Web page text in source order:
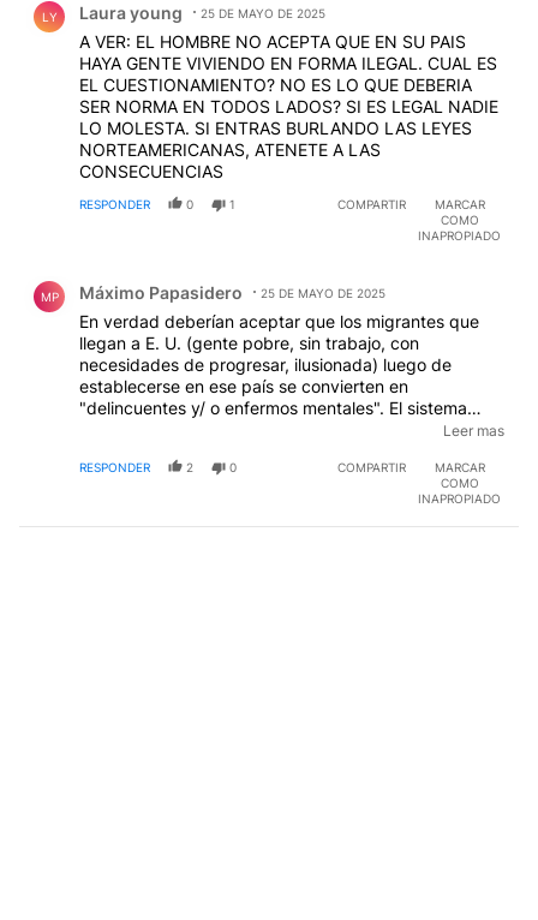
LY Laura young 25 DE MAYO DE 2025
A VER: EL HOMBRE NO ACEPTA QUE EN SU PAIS
HAYA GENTE VIVIENDO EN FORMA ILEGAL. CUAL ES
EL CUESTIONAMIENTO? NO ES LO QUE DEBERIA
SER NORMA EN TODOS LADOS? SI ES LEGAL NADIE
LO MOLESTA. SI ENTRAS BURLANDO LAS LEYES
NORTEAMERICANAS, ATENETE A LAS
CONSECUENCIAS
RESPONDER 0 1 COMPARTIR
MARCAR
COMO
INAPROPIADO
MP Máximo Papasidero 25 DE MAYO DE 2025
En verdad deberían aceptar que los migrantes que
llegan a E. U. (gente pobre, sin trabajo, con
necesidades de progresar, ilusionada) luego de
establecerse en ese país se convierten en
"delincuentes y/ o enfermos mentales". El sistema
norteamericano es perverso, opresor y esclavizante y
gran sacrificio de salud mental, física y espiritua
Leer mas
RESPONDER 2 0 COMPARTIR
MARCAR
COMO
INAPROPIADO